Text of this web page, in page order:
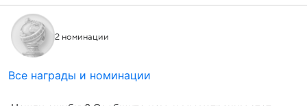
2 номинации
Все награды и номинации